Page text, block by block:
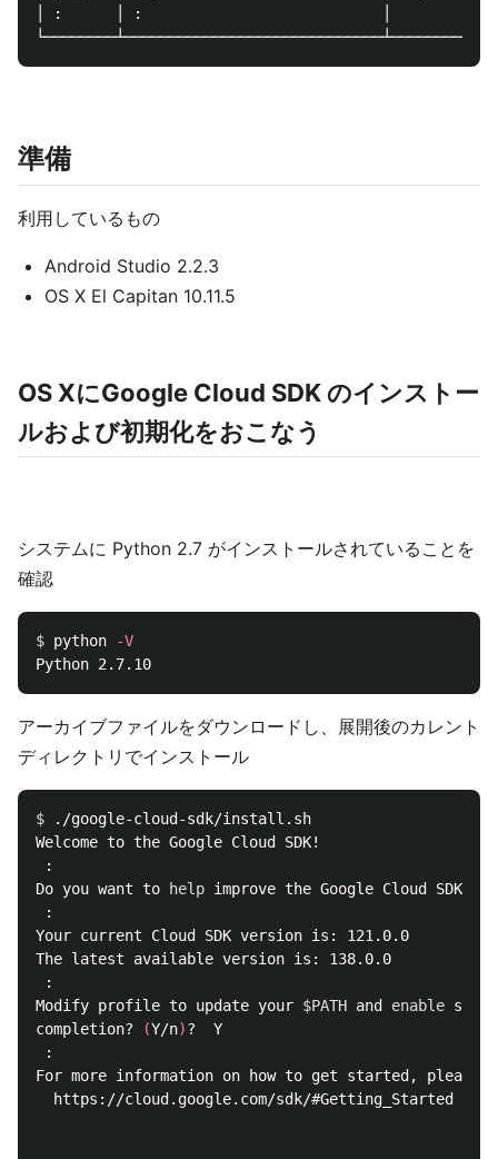
│ :      │ :                           │
準備
利用しているもの
Android Studio 2.2.3
OS X El Capitan 10.11.5
OS XにGoogle Cloud SDK のインストー
ルおよび初期化をおこなう
システムに Python 2.7 がインストールされていることを
確認
$ python
-V
アーカイブファイルをダウンロードし、展開後のカレント
ディレクトリでインストール
$
./google-cloud-sdk/install.sh
Welcome to the Google Cloud SDK!
:
Do you want to
help improve the Google Cloud SDK
:
Your current Cloud SDK version is: 121.0.0
The latest available version is: 138.0.0
:
Modify profile to update your $PATH and enable
completion?
(Y/n)?  Y
:
For more information on how to get started,
  https://cloud.google.com/sdk/#Getting_Started